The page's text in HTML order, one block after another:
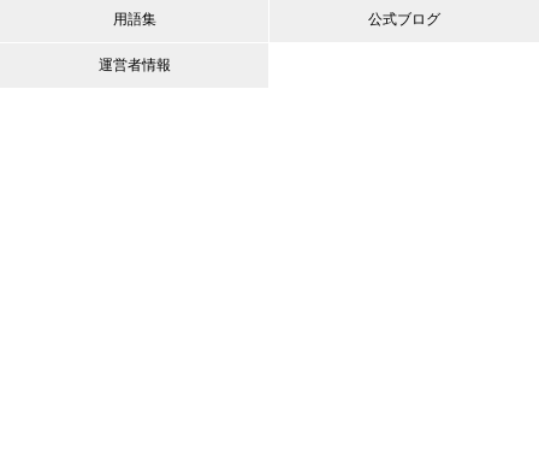
用語集
運営者情報
公式ブログ